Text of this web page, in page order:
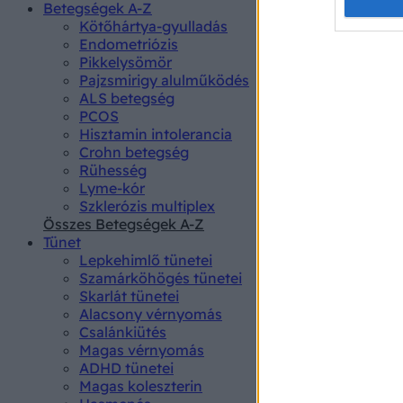
Betegségek A-Z
Kötőhártya-gyulladás
Endometriózis
Pikkelysömör
Pajzsmirigy alulműködés
ALS betegség
PCOS
Hisztamin intolerancia
Crohn betegség
Rühesség
Lyme-kór
Szklerózis multiplex
Összes Betegségek A-Z
Tünet
Lepkehimlő tünetei
Szamárköhögés tünetei
Skarlát tünetei
Alacsony vérnyomás
Csalánkiütés
Magas vérnyomás
ADHD tünetei
Magas koleszterin